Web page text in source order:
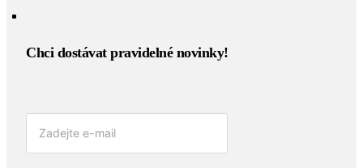
Chci dostávat pravidelné novinky!​